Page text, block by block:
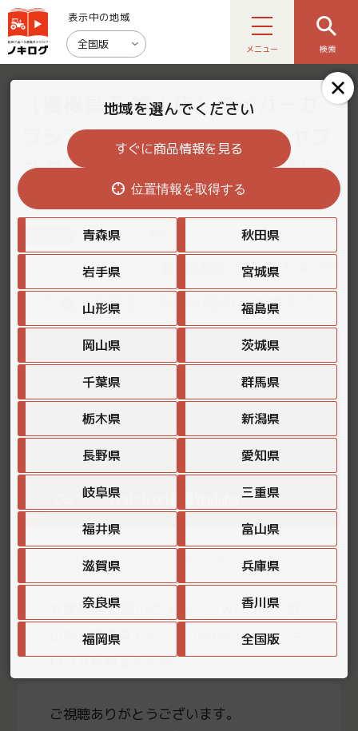
表示中の地域
全国版 メニュー 検索
【農機具王 富山店】タイガーカ
ワシマミニグレイダーUS -5 ヤフ
オク出品中！2022.10.24 秋物 そ
の他
その他
動画投稿日：2022年10月26日
購入者限定！お得な特典あります
特典の詳細はページの最後でご確認ください！
＃農機具王 富山店 ＃リンクWEBSHOP富
山店＃農機具王＃リンクWEBSHOP＃ノキ
ログ＃秋物＃その他
ご視聴ありがとうございます。
地域を選んでください
すぐに商品情報を見る
位置情報を取得する
青森県 秋田県
岩手県 宮城県
山形県 福島県
岡山県 茨城県
千葉県 群馬県
栃木県 新潟県
長野県 愛知県
岐阜県 三重県
福井県 富山県
滋賀県 兵庫県
奈良県 香川県
福岡県 全国版